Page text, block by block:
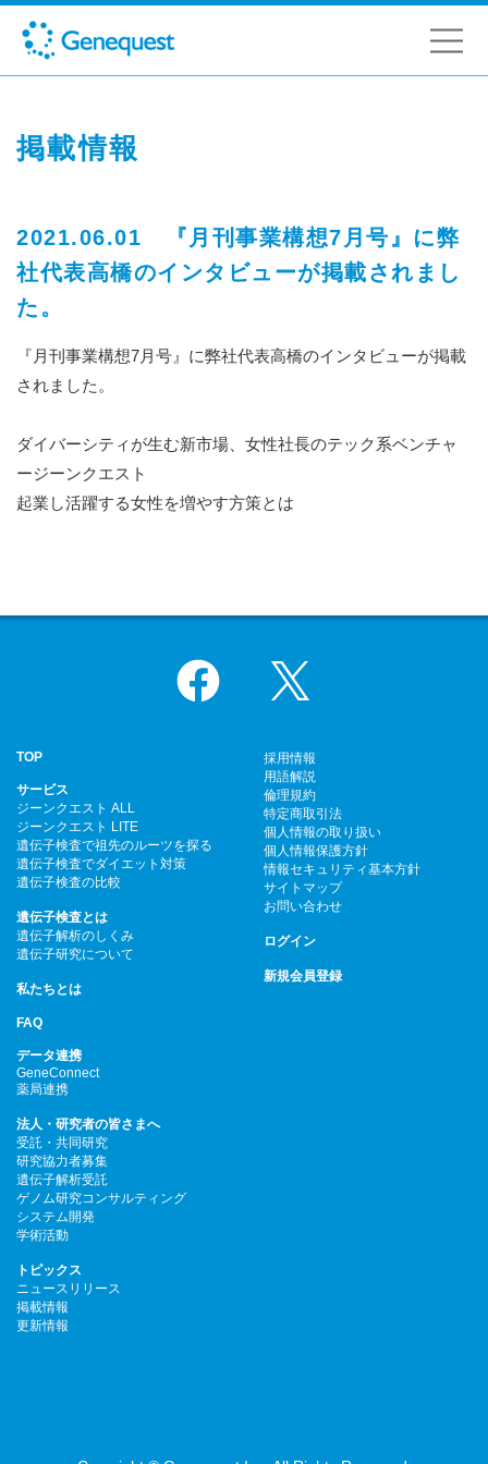
掲載情報
2021.06.01 『月刊事業構想7月号』に弊
社代表高橋のインタビューが掲載されまし
た。
『月刊事業構想7月号』に弊社代表高橋のインタビューが掲載
されました。
ダイバーシティが生む新市場、女性社長のテック系ベンチャ
ージーンクエスト
起業し活躍する女性を増やす方策とは
Facebook
TOP
サービス
ジーンクエスト ALL
ジーンクエスト LITE
遺伝子検査で祖先のルーツを探る
遺伝子検査でダイエット対策
遺伝子検査の比較
遺伝子検査とは
遺伝子解析のしくみ
遺伝子研究について
私たちとは
FAQ
データ連携
GeneConnect
薬局連携
法人・研究者の皆さまへ
受託・共同研究
研究協力者募集
遺伝子解析受託
ゲノム研究コンサルティング
システム開発
学術活動
トピックス
ニュースリリース
掲載情報
更新情報
採用情報
用語解説
倫理規約
特定商取引法
個人情報の取り扱い
個人情報保護方針
情報セキュリティ基本方針
サイトマップ
お問い合わせ
ログイン
新規会員登録